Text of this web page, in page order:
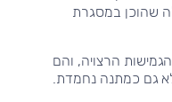
שהוכן במסגרת
הרצויה, והם
גם כמתנה נחמדת.